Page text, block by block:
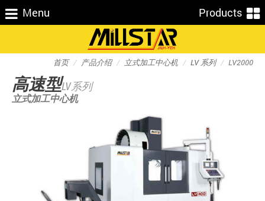
Menu Products
首页 产品介绍 立式加工中心机 LV 系列 LV2000
高速型LV系列
立式加工中心机